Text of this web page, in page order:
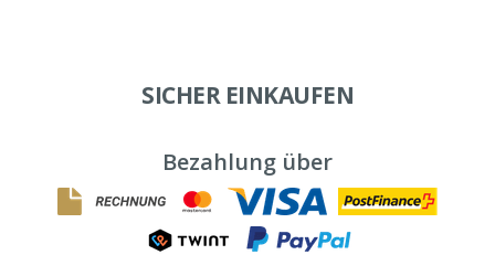
SICHER EINKAUFEN
Bezahlung über